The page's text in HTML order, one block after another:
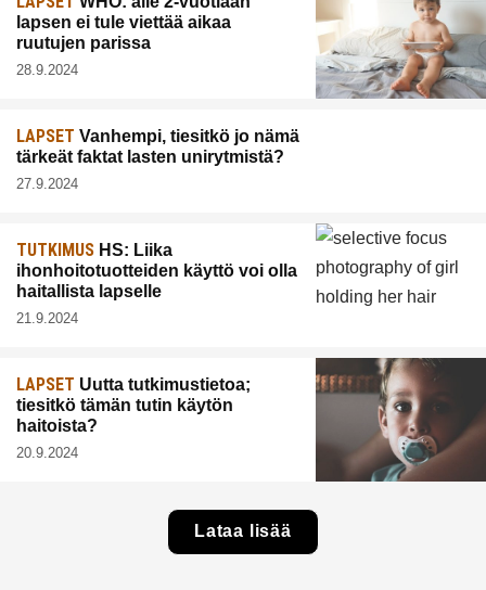
lapsen ei tule viettää aikaa
ruutujen parissa
28.9.2024
LAPSET Vanhempi, tiesitkö jo nämä
tärkeät faktat lasten unirytmistä?
27.9.2024
TUTKIMUS HS: Liika
ihonhoitotuotteiden käyttö voi olla
haitallista lapselle
21.9.2024
LAPSET Uutta tutkimustietoa;
tiesitkö tämän tutin käytön
haitoista?
20.9.2024
Lataa lisää